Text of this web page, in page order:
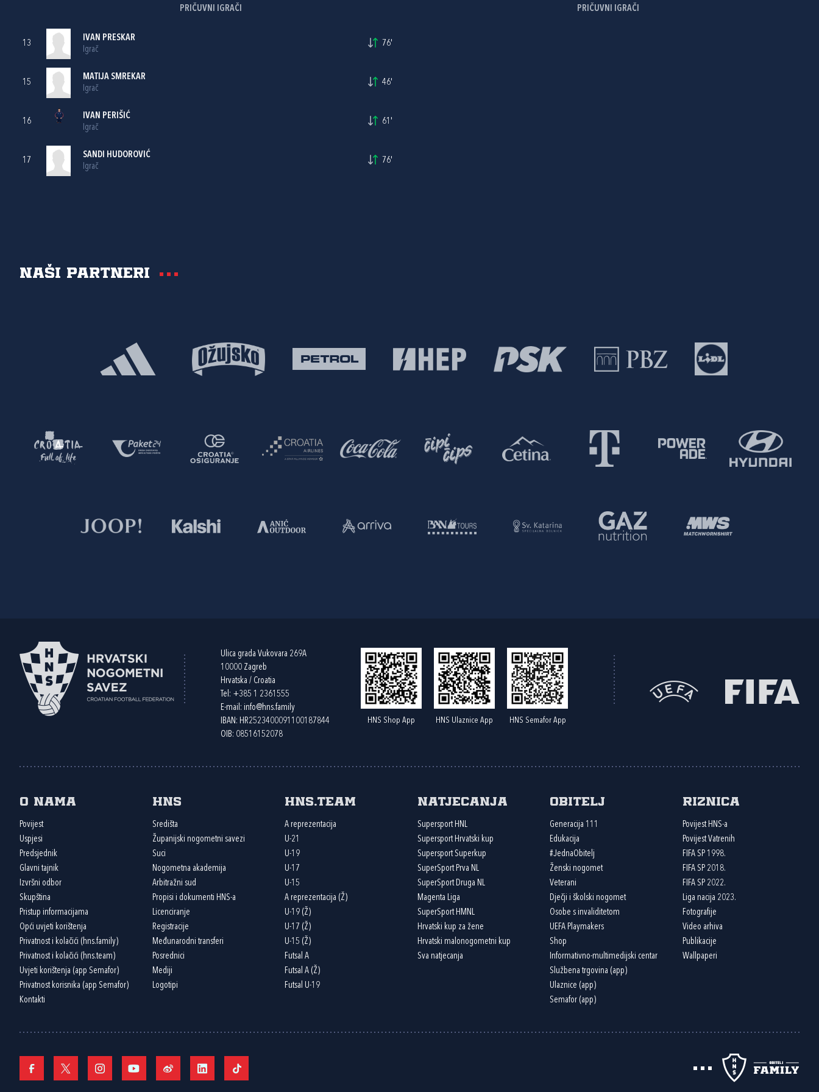
PRIČUVNI IGRAČI
13
IVAN PRESKAR
Igrač
76'
15
MATIJA SMREKAR
Igrač
46'
16
IVAN PERIŠIĆ
Igrač
61'
17
SANDI HUDOROVIĆ
Igrač
76'
PRIČUVNI IGRAČI
Naši partneri
Ulica grada Vukovara 269A
10000 Zagreb
Hrvatska / Croatia
Tel: +385 1 2361555
E-mail: info@hns.family
IBAN: HR2523400091100187844
OIB: 08516152078
HNS Shop App HNS Ulaznice App HNS Semafor App
O nama
Povijest
Uspjesi
Predsjednik
Glavni tajnik
Izvršni odbor
Skupština
Pristup informacijama
Opći uvjeti korištenja
Privatnost i kolačići (hns.family)
Privatnost i kolačići (hns.team)
Uvjeti korištenja (app Semafor)
Privatnost korisnika (app Semafor)
Kontakti
HNS
Središta
Županijski nogometni savezi
Suci
Nogometna akademija
Arbitražni sud
Propisi i dokumenti HNS-a
Licenciranje
Registracije
Međunarodni transferi
Posrednici
Mediji
Logotipi
HNS.team
A reprezentacija
U-21
U-19
U-17
U-15
A reprezentacija (Ž)
U-19 (Ž)
U-17 (Ž)
U-15 (Ž)
Futsal A
Futsal A (Ž)
Futsal U-19
Natjecanja
Supersport HNL
Supersport Hrvatski kup
Supersport Superkup
SuperSport Prva NL
SuperSport Druga NL
Magenta Liga
SuperSport HMNL
Hrvatski kup za žene
Hrvatski malonogometni kup
Sva natjecanja
Obitelj
Generacija 111
Edukacija
#JednaObitelj
Ženski nogomet
Veterani
Dječji i školski nogomet
Osobe s invaliditetom
UEFA Playmakers
Shop
Informativno-multimedijski centar
Službena trgovina (app)
Ulaznice (app)
Semafor (app)
Riznica
Povijest HNS-a
Povijest Vatrenih
FIFA SP 1998.
FIFA SP 2018.
FIFA SP 2022.
Liga nacija 2023.
Fotografije
Video arhiva
Publikacije
Wallpaperi